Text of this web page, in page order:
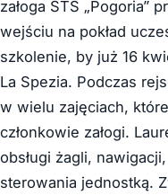
załoga STS „Pogoria”
wejściu na pokład
szkolenie, by już 16
La Spezia. Podczas
w wielu zajęciach,
członkowie załogi.
obsługi żagli,
sterowania jednostką.